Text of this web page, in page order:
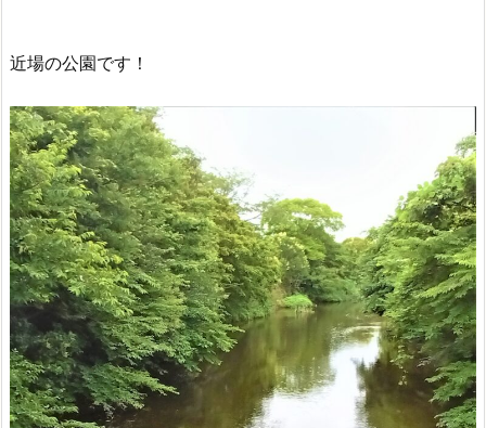
近場の公園です！